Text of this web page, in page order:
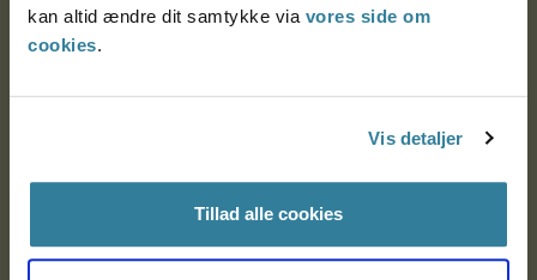
kan altid ændre dit samtykke via vores side om
cookies.
Vis detaljer
Tillad alle cookies
CVR: 1007 4002